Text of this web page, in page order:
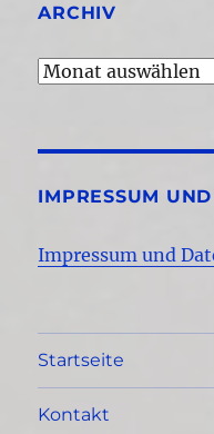
ARCHIV
Archiv
IMPRESSUM
Impressum und
Startseite
Kontakt